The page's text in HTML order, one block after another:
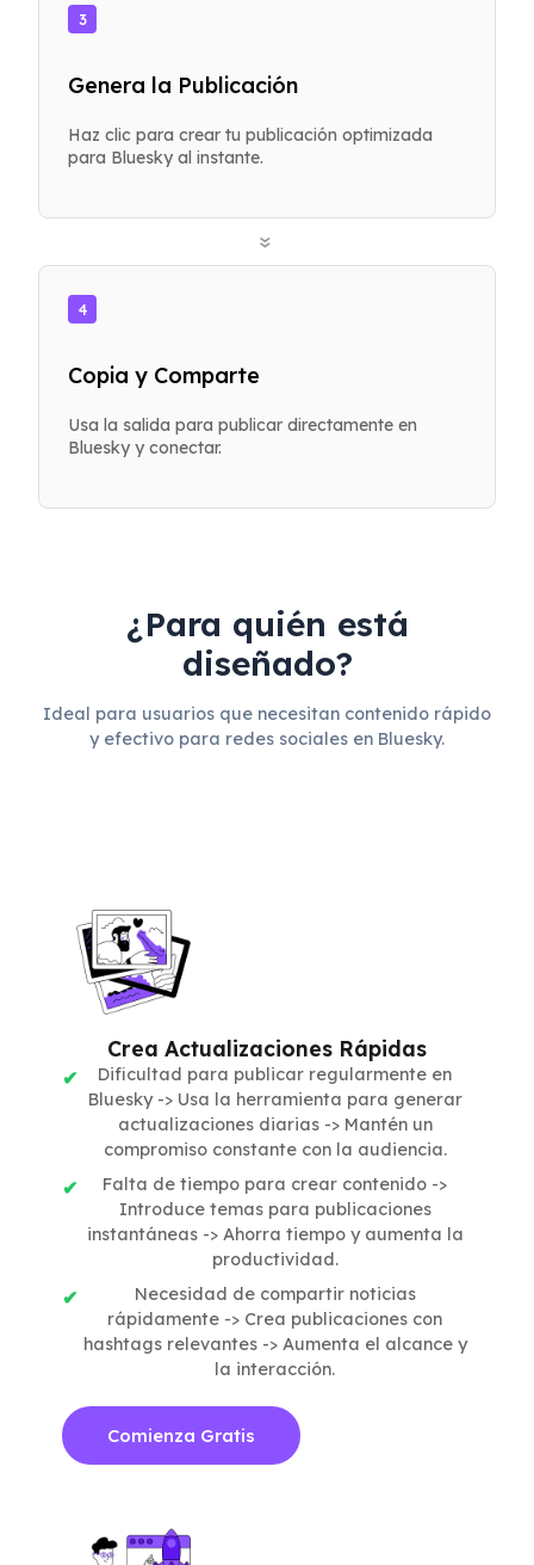
3
Genera la Publicación
Haz clic para crear tu publicación optimizada
para Bluesky al instante.
»
4
Copia y Comparte
Usa la salida para publicar directamente en
Bluesky y conectar.
¿Para quién está
diseñado?
Ideal para usuarios que necesitan contenido rápido
y efectivo para redes sociales en Bluesky.
Crea Actualizaciones Rápidas
Dificultad para publicar regularmente en
Bluesky -> Usa la herramienta para generar
actualizaciones diarias -> Mantén un
compromiso constante con la audiencia.
Falta de tiempo para crear contenido ->
Introduce temas para publicaciones
instantáneas -> Ahorra tiempo y aumenta la
productividad.
Necesidad de compartir noticias
rápidamente -> Crea publicaciones con
hashtags relevantes -> Aumenta el alcance y
la interacción.
Comienza Gratis